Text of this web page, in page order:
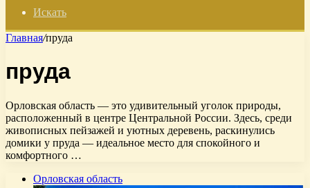
Искать
Главная/пруда
пруда
Орловская область — это удивительный уголок природы,
расположенный в центре Центральной России. Здесь, среди
живописных пейзажей и уютных деревень, раскинулись
домики у пруда — идеальное место для спокойного и
комфортного …
Орловская область